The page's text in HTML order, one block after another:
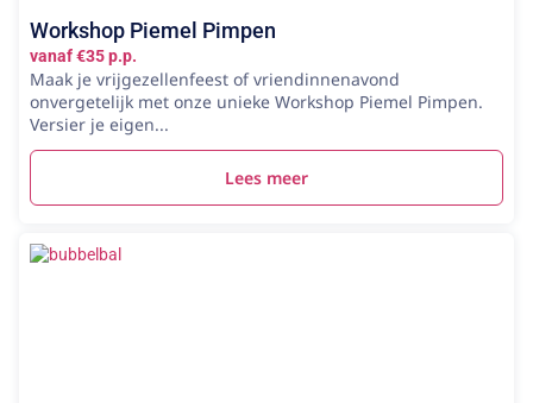
Workshop Piemel Pimpen
vanaf €35 p.p.
Maak je vrijgezellenfeest of vriendinnenavond
onvergetelijk met onze unieke Workshop Piemel Pimpen.
Versier je eigen...
Lees meer